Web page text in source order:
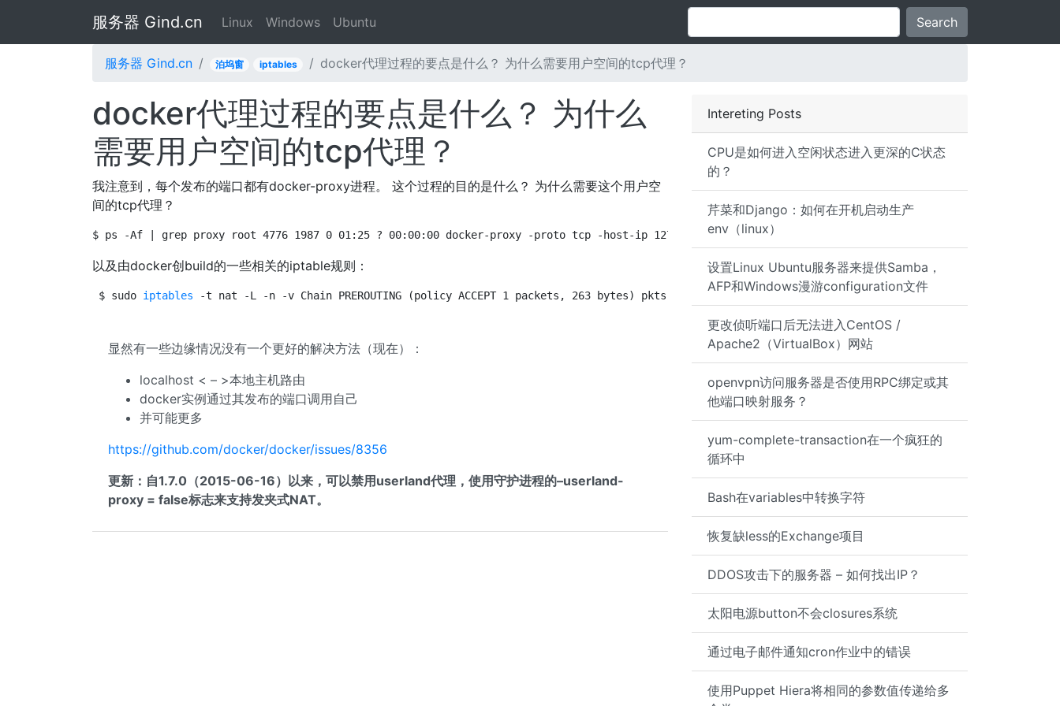
服务器 Gind.cn Linux Windows Ubuntu Search
服务器 Gind.cn 泊坞窗 iptables docker代理过程的要点是什么？ 为什么需要用户空间的tcp代理？
Intereting Posts
CPU是如何进入空闲状态进入更深的C状态
的？
芹菜和Django：如何在开机启动生产
env（linux）
设置Linux Ubuntu服务器来提供Samba，
AFP和Windows漫游configuration文件
更改侦听端口后无法进入CentOS /
Apache2（VirtualBox）网站
openvpn访问服务器是否使用RPC绑定或其
他端口映射服务？
yum-complete-transaction在一个疯狂的
循环中
Bash在variables中转换字符
恢复缺less的Exchange项目
DDOS攻击下的服务器 – 如何找出IP？
太阳电源button不会closures系统
通过电子邮件通知cron作业中的错误
使用Puppet Hiera将相同的参数值传递给多
docker代理过程的要点是什么？ 为什么
需要用户空间的tcp代理？
我注意到，每个发布的端口都有docker-proxy进程。 这个过程的目的是什么？ 为什么需要这个用户空
间的tcp代理？
$ ps -Af | grep proxy root 4776 1987 0 01:25 ? 00:00:00 docker-proxy -proto tcp -host-ip 127.0.0.1 -host-port 22222 -container-ip 172.17.0.2 -
以及由docker创build的一些相关的iptable规则：
$ sudo iptables -t nat -L -n -v Chain PREROUTING (policy ACCEPT 1 packets, 263 bytes) pkts bytes target prot opt in out source destination 0 0
显然有一些边缘情况没有一个更好的解决方法（现在）：
localhost < – >本地主机路由
docker实例通过其发布的端口调用自己
并可能更多
https://github.com/docker/docker/issues/8356
更新：自1.7.0（2015-06-16）以来，可以禁用userland代理，使用守护进程的–userland-
proxy = false标志来支持发夹式NAT。